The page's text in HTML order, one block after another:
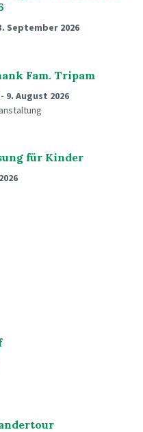
September 2026
Fam. Tripam
- 9. August 2026
für Kinder